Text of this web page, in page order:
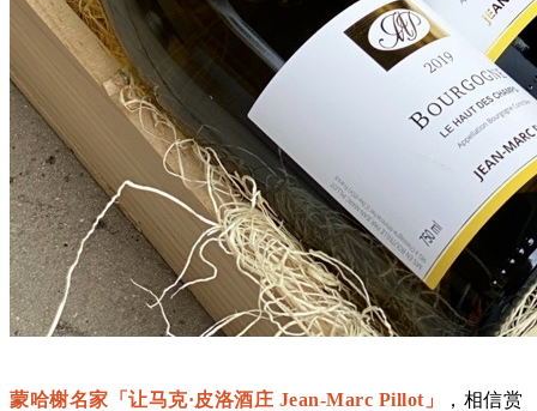
蒙哈榭名家 「让马克·皮洛酒庄 Jean-Marc Pillot 」
，相信赏